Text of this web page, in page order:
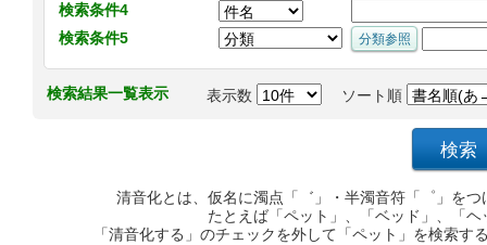
検索条件4
検索条件5
検索結果一覧表示 表示数 ソート順
清音化とは、仮名に濁点「゛」・半濁音符「゜」を
たとえば「ペット」、「ベッド」、「
「清音化する」のチェックを外して「ペット」を検索